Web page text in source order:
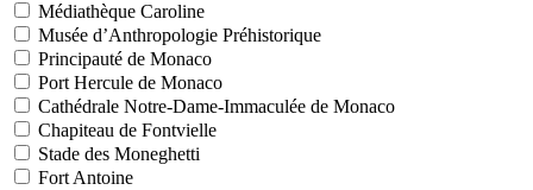
Médiathèque Caroline
Musée d’Anthropologie Préhistorique
Principauté de Monaco
Port Hercule de Monaco
Cathédrale Notre-Dame-Immaculée de Monaco
Chapiteau de Fontvielle
Stade des Moneghetti
Fort Antoine